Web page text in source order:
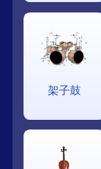
架子鼓